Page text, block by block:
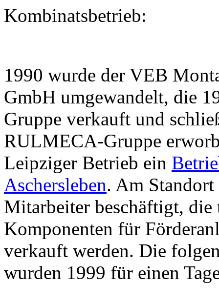
Kombinatsbetrieb:
1990 wurde der VEB
GmbH umgewandelt, die
Gruppe verkauft und
RULMECA-Gruppe
Leipziger Betrieb ein
Aschersleben. Am
Mitarbeiter beschäftigt, die
Komponenten für
verkauft werden. Die
wurden 1999 für einen